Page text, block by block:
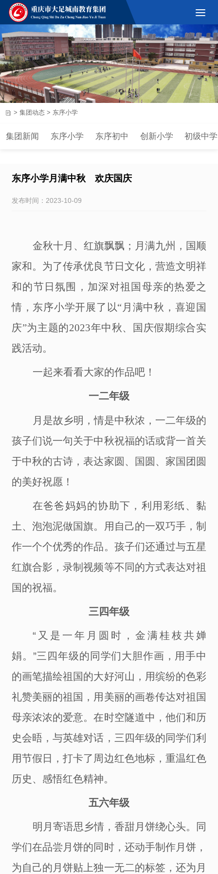
集团新闻 东序小学 东序初中 创新小学 初级中学
> 集团动态> 东序小学
东序小学月满中秋 欢庆国庆
发布时间：2023-10-09
金秋十月、红旗飘飘；月满九州，国顺
家和。为了传承优良节日文化，营造文明祥
和的节日氛围，加深对祖国母亲的热爱之
情，东序小学开展了以“月满中秋，喜迎国
庆”为主题的2023年中秋、国庆假期综合实
践活动。
一起来看看大家的作品吧！
一二年级
月是故乡明，情是中秋浓，一二年级的
孩子们说一句关于中秋祝福的话或背一首关
于中秋的古诗，表达家圆、国圆、家国团圆
的美好祝愿！
在爸爸妈妈的协助下，利用彩纸、黏
土、泡泡泥做国旗。用自己的一双巧手，制
作一个个优秀的作品。孩子们还通过与五星
红旗合影，录制视频等不同的方式表达对祖
国的祝福。
三四年级
“又是一年月圆时，金满桂枝共婵
娟。”三四年级的同学们大胆作画，用手中
的画笔描绘祖国的大好河山，用缤纷的色彩
礼赞美丽的祖国，用美丽的画卷传达对祖国
母亲浓浓的爱意。在时空隧道中，他们和历
史会晤，与英雄对话，三四年级的同学们利
用节假日，打卡了周边红色地标，重温红色
历史、感悟红色精神。
五六年级
明月寄语思乡情，香甜月饼绕心头。同
学们在品尝月饼的同时，还动手制作月饼，
为自己的月饼贴上独一无二的标签，还为月